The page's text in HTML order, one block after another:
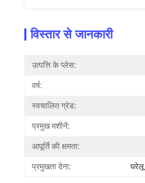
विस्तार से जानकारी
उत्पत्ति के प्लेस:
वर्ष:
स्वचालित ग्रेड:
प्रमुख मशीनें:
आपूर्ति की क्षमता:
प्रमुखता देना: घरेलू